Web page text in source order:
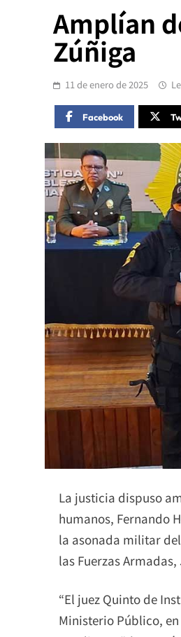
Amplían
Zúñiga
11 de enero de 2025
Facebook
La justicia dispuso
humanos, Fernando
la asonada militar
las Fuerzas
“El juez Quinto de
Ministerio Público,